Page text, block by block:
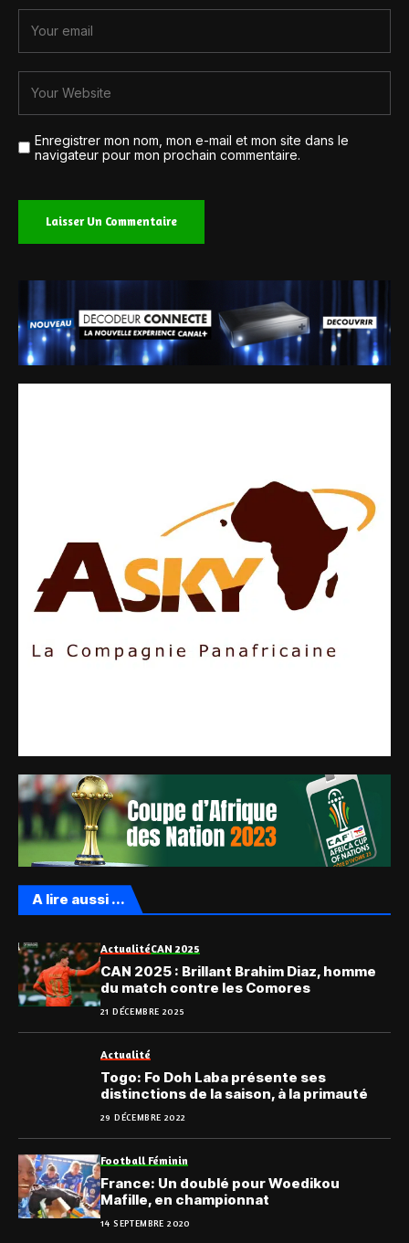
Enregistrer mon nom, mon e-mail et mon site dans le
navigateur pour mon prochain commentaire.
A lire aussi ...
ActualitéCAN 2025
CAN 2025 : Brillant Brahim Diaz, homme
du match contre les Comores
21 DÉCEMBRE 2025
Actualité
Togo: Fo Doh Laba présente ses
distinctions de la saison, à la primauté
29 DÉCEMBRE 2022
Football Féminin
France: Un doublé pour Woedikou
Mafille, en championnat
14 SEPTEMBRE 2020